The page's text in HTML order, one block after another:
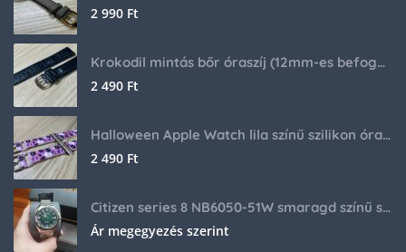
2 990 Ft
Krokodil mintás bőr óraszíj (12mm-es befogóval rendelkező órához)
2 490 Ft
Halloween Apple Watch lila színű szilikon óraszíj
2 490 Ft
Citizen series 8 NB6050-51W smaragd színű számlappal
Ár megegyezés szerint